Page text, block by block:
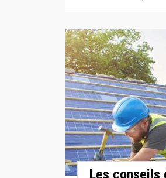
Les conseils